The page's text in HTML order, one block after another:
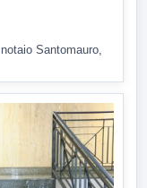
Santomauro,